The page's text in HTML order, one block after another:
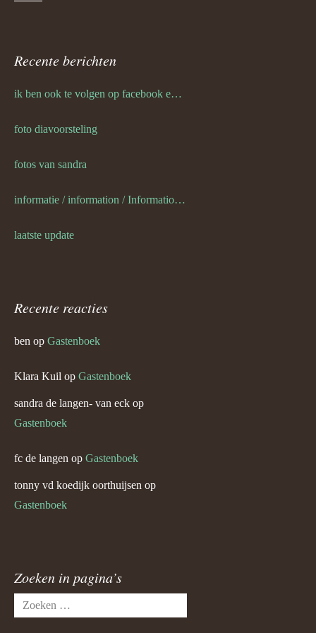
Recente berichten
ik ben ook te volgen op facebook en twitter
foto diavoorsteling
fotos van sandra
informatie / information / Informationen / l information
laatste update
Recente reacties
ben op Gastenboek
Klara Kuil op Gastenboek
sandra de langen- van eck op
Gastenboek
fc de langen op Gastenboek
tonny vd koedijk oorthuijsen op
Gastenboek
Zoeken in pagina’s
Zoeken
naar: